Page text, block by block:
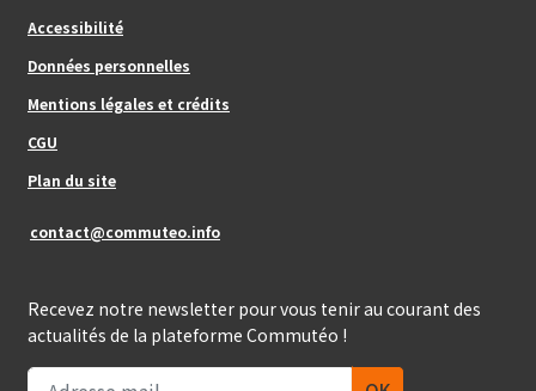
Footer_center
Accessibilité
Données personnelles
Mentions légales et crédits
CGU
Plan du site
contact@commuteo.info
Recevez notre newsletter pour vous tenir au courant des
actualités de la plateforme Commutéo !